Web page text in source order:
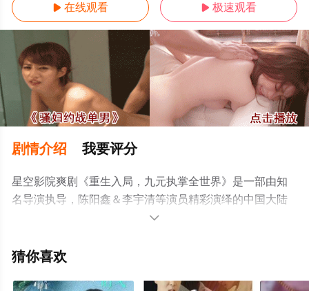
 在线观看  极速观看
剧情介绍 我要评分
星空影院爽剧《重生入局，九元执掌全世界》是一部由知
名导演执导，陈阳鑫＆李宇清等演员精彩演绎的中国大陆
电视剧，大结局剧情已揭晓（全集完结），手机免费观看
信息可移步至豆瓣电视剧、电视猫或剧情网等平台了解。

猜你喜欢